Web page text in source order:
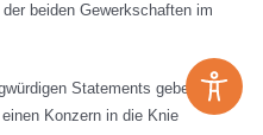
beiden Gewerkschaften im
Statements geben Sie
Konzern in die Knie